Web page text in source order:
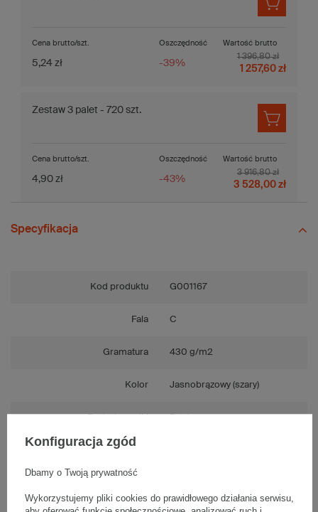
Oszczędność
-39%
Cena brutto/szt.
5,24 zł
Wartość brutto
1 257,60 zł
1 396,80 zł
Zestaw 3 palet - 720 szt.
Oszczędność
-43%
Cena brutto/szt.
4,90 zł
Wartość brutto
3 528,00 zł
3 916,80 zł
Specyfikacja
Kod produktu G001167
Fala C
Gramatura 430 g/m2
Kolor Jasnobrązowy (szary)
Rodzaj wysyłki Paleta
Wytrzymałość
Konfiguracja zgód
Dbamy o Twoją prywatność
Wykorzystujemy pliki cookies do prawidłowego działania serwisu,